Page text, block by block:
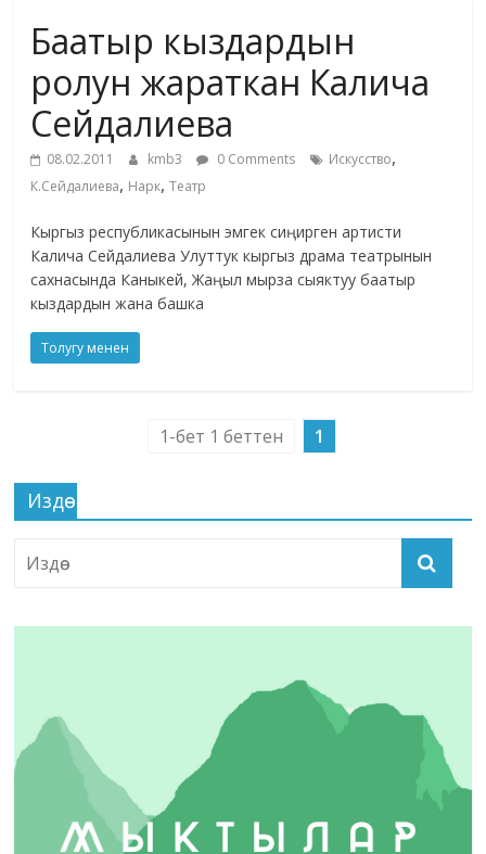
жана
Баатыр кыздардын
ролун жараткан Калича
Сейдалиева
08.02.2011 kmb3 0 Comments Искусство,
К.Сейдалиева, Нарк,Театр
Кыргыз республикасынын эмгек сиңирген артисти
Калича Сейдалиева Улуттук кыргыз драма театрынын
сахнасында Каныкей, Жаңыл мырза сыяктуу баатыр
кыздардын жана башка
Толугу менен
1-бет 1 беттен 1
Издөө